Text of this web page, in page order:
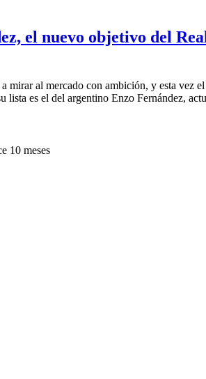
el nuevo objetivo del
mirar al mercado con ambición, y esta vez el
lista es el del argentino Enzo Fernández,
10 meses